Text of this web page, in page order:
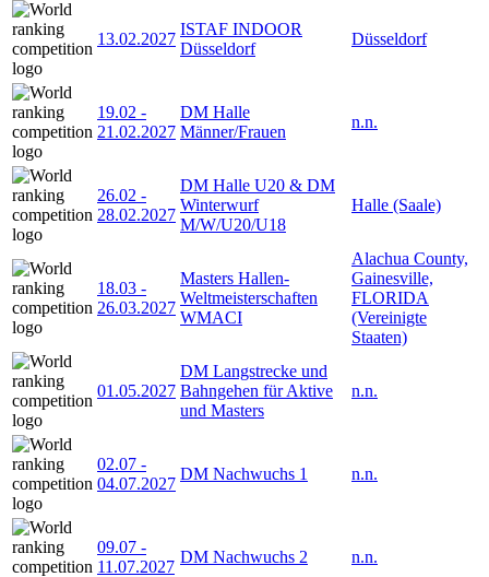
13.02.2027
ISTAF INDOOR
Düsseldorf
Düsseldorf
19.02 -
21.02.2027
DM Halle
Männer/Frauen
n.n.
26.02 -
28.02.2027
DM Halle U20 & DM
Winterwurf
M/W/U20/U18
Halle (Saale)
18.03 -
26.03.2027
Masters Hallen-
Weltmeisterschaften
WMACI
Alachua County,
Gainesville,
FLORIDA
(Vereinigte
Staaten)
01.05.2027
DM Langstrecke und
Bahngehen für Aktive
und Masters
n.n.
02.07 -
04.07.2027
DM Nachwuchs 1 n.n.
09.07 -
11.07.2027
DM Nachwuchs 2 n.n.